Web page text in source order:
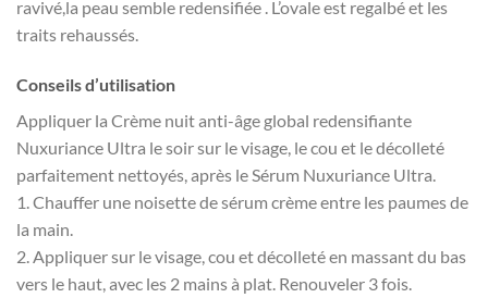
ravivé,la peau semble redensifiée . L’ovale est regalbé et les
traits rehaussés.
Conseils d’utilisation
Appliquer la Crème nuit anti-âge global redensifiante
Nuxuriance Ultra le soir sur le visage, le cou et le décolleté
parfaitement nettoyés, après le Sérum Nuxuriance Ultra.
1. Chauffer une noisette de sérum crème entre les paumes de
la main.
2. Appliquer sur le visage, cou et décolleté en massant du bas
vers le haut, avec les 2 mains à plat. Renouveler 3 fois.